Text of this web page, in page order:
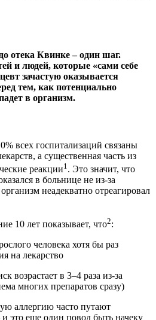
отека Квинке – один шаг.
и людей, которые «сами себе
зачастую оказывается
тем, как потенциально
в организм.
всех госпитализаций связаны
а существенная часть из
реакции1 . Это значит, что
в больнице не из-за
неадекватно отреагировал
10 лет показывает, что2:
человека хотя бы раз
на лекарство
возрастает в 3–4 раза из-за
многих препаратов сразу)
аллергию часто путают
это еще один повод быть начеку